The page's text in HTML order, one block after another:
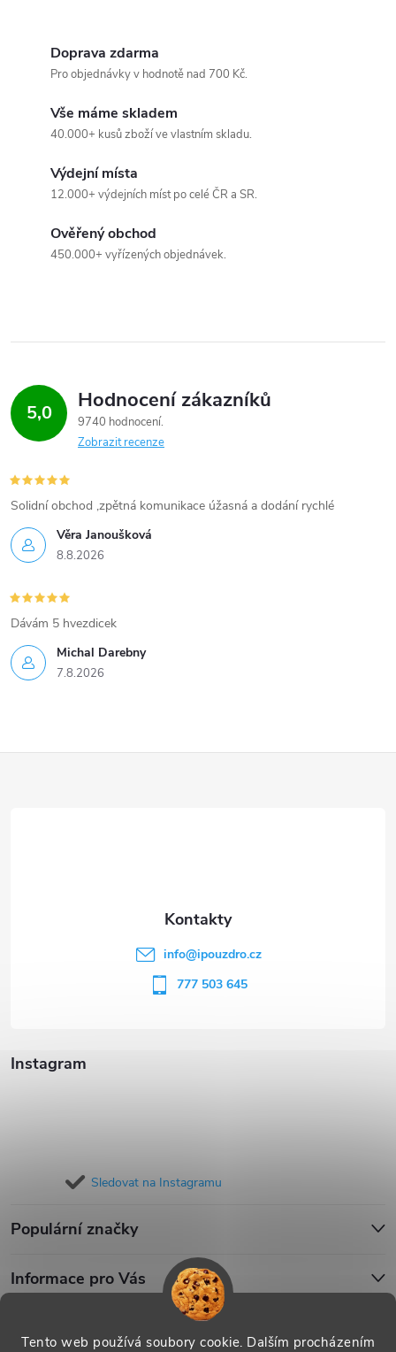
Tento web používá soubory cookie. Dalším procházením
Doprava zdarma
Pro objednávky v hodnotě nad 700 Kč.
Vše máme skladem
40.000+ kusů zboží ve vlastním skladu.
Výdejní místa
12.000+ výdejních míst po celé ČR a SR.
Ověřený obchod
450.000+ vyřízených objednávek.
5,0 Hodnocení zákazníků
9740 hodnocení
Zobrazit recenze
Věra Janoušková
8.8.2026
Solidní obchod ,zpětná komunikace úžasná a dodání rychlé
Michal Darebny
7.8.2026
Dávám 5 hvezdicek
Instagram
Sledovat na Instagramu
Populární značky
Informace pro Vás
info@ipouzdro.cz
777 503 645